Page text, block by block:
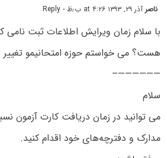
ناصرآذر ۲۹, ۱۳۹۳ at ۴:۲۶ ب٫ظ - Reply
هست؟ می خواستم حوزه امتحانیمو تغییر
——————–
سلام
می توانید در زمان دریافت کارت آزمون
مدارک و دفترچه‌های خود اقدام کنید.